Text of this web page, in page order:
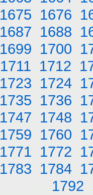
1675 1676
1687 1688
1699 1700
1711 1712
1723 1724
1735 1736
1747 1748
1759 1760
1771 1772
1783 1784
1792